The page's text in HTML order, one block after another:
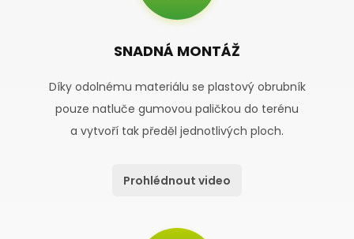
SNADNÁ MONTÁŽ
Díky odolnému materiálu se plastový obrubník
pouze natluče gumovou paličkou do terénu
a vytvoří tak předěl jednotlivých ploch.
Prohlédnout video